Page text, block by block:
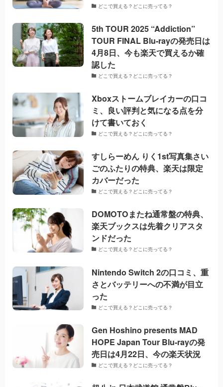
どこで買える？どこに売ってる？
5th TOUR 2025 “Addiction”
TOUR FINAL Blu-rayの発売日は
4月8日、今も楽天で買えるか確
認した
どこで買える？どこに売ってる？
Xboxストームブレイカーの口コ
ミ、良い評判と気になる点を分
けて書いておく
どこで買える？どこに売ってる？
すしらーめん りく1st写真集さい
ごのふたりの特典、楽天は限定
カバーだった
どこで買える？どこに売ってる？
DOMOTOまたね通常盤の特典、
楽天ブックスは先着クリアスタ
ンドだった
どこで買える？どこに売ってる？
Nintendo Switch 2の口コミ、重
さとバッテリーへの不満が目立
った
どこで買える？どこに売ってる？
Gen Hoshino presents MAD
HOPE Japan Tour Blu-rayの発
売日は4月22日、今の楽天状況
どこで買える？どこに売ってる？